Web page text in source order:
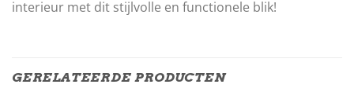
interieur met dit stijlvolle en functionele blik!
GERELATEERDE PRODUCTEN